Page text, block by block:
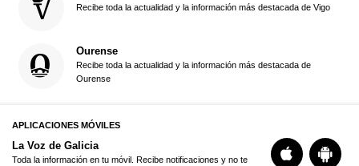
Recibe toda la actualidad y la información más destacada de Vigo
Ourense
Recibe toda la actualidad y la información más destacada de
Ourense
APLICACIONES MÓVILES
La Voz de Galicia
Toda la información en tu móvil. Recibe notificaciones y no te